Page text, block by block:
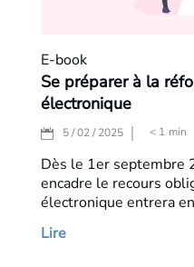
E-book
Se préparer à la
électronique
5 / 02 / 2025 < 1 min
Dès le 1er septembre
encadre le recours
électronique entrera
Lire